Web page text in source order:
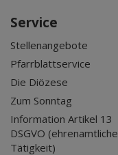
Service
Stellenangebote
Pfarrblattservice
Die Diözese
Zum Sonntag
Information Artikel 13
DSGVO (ehrenamtliche
Tätigkeit)